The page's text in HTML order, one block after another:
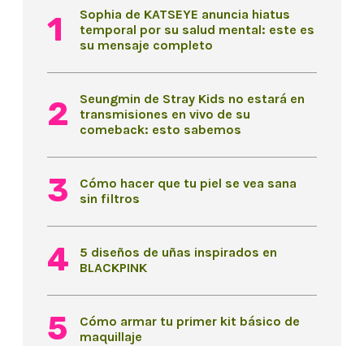
Sophia de KATSEYE anuncia hiatus
temporal por su salud mental: este es
su mensaje completo
Seungmin de Stray Kids no estará en
transmisiones en vivo de su
comeback: esto sabemos
Cómo hacer que tu piel se vea sana
sin filtros
5 diseños de uñas inspirados en
BLACKPINK
Cómo armar tu primer kit básico de
maquillaje